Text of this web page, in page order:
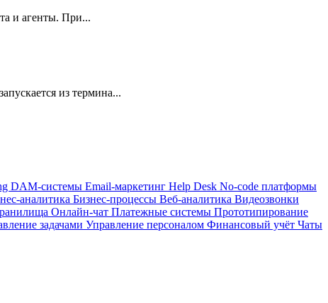
и агенты. При...
из термина...
DAM-системы Email-маркетинг Help Desk No-code платформы
аналитика Бизнес-процессы Веб-аналитика Видеозвонки
Онлайн-чат Платежные системы Прототипирование
задачами Управление персоналом Финансовый учёт Чаты